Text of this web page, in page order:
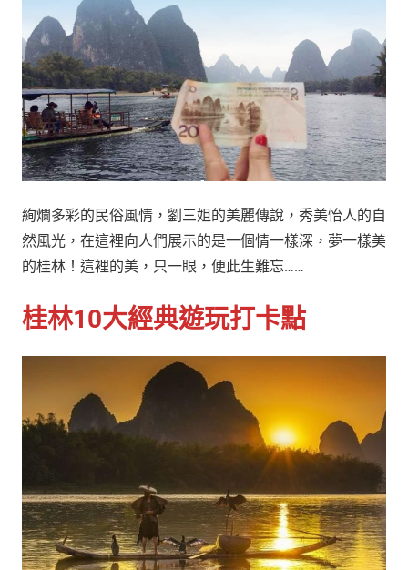
絢爛多彩的民俗風情，劉三姐的美麗傳說，秀美怡人的自
然風光，在這裡向人們展示的是一個情一樣深，夢一樣美
的桂林！這裡的美，只一眼，便此生難忘……
桂林10大經典遊玩打卡點